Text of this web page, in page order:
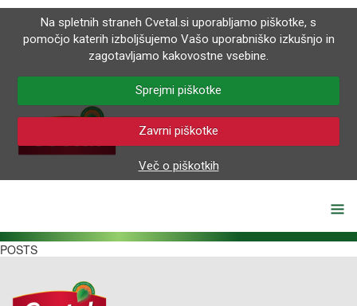
Na spletnih straneh Cvetal.si uporabljamo piškotke, s
pomočjo katerih izboljšujemo Vašo uporabniško izkušnjo in
zagotavljamo kakovostne vsebine.
Sprejmi piškotke
Zavrni piškotke
Več o piškotkih
POSTS